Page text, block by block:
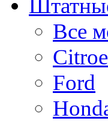
Все
Ford